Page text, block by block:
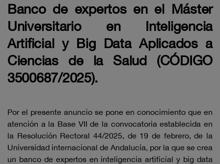
Banco de expertos en el Máster
Universitario en Inteligencia
Artificial y Big Data Aplicados a
Ciencias de la Salud (CÓDIGO
3500687/2025).
Por el presente anuncio se pone en conocimiento que en
atención a la Base VII de la convocatoria establecida en
la Resolución Rectoral 44/2025, de 19 de febrero, de la
Universidad internacional de Andalucía, por la que se crea
un banco de expertos en inteligencia artificial y big data